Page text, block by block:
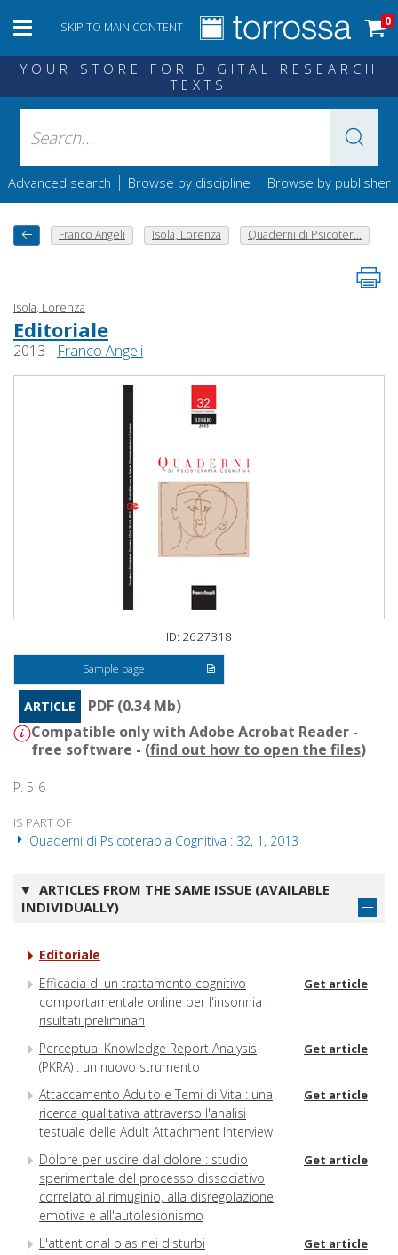
SKIP TO MAIN CONTENT 0
YOUR STORE FOR DIGITAL RESEARCH
TEXTS
Advanced search | Browse by discipline | Browse by publisher
Franco Angeli Isola, Lorenza Quaderni di Psicoter...
Isola, Lorenza
Editoriale
2013 - Franco Angeli
ID: 2627318
Sample page
ARTICLE
PDF (0.34 Mb)
Compatible only with Adobe Acrobat Reader -
free software - (find out how to open the files)
P. 5-6
IS PART OF
Quaderni di Psicoterapia Cognitiva : 32, 1, 2013
ARTICLES FROM THE SAME ISSUE (AVAILABLE
INDIVIDUALLY)
Editoriale
Efficacia di un trattamento cognitivo
comportamentale online per l'insonnia :
risultati preliminari
Get article
Perceptual Knowledge Report Analysis
(PKRA) : un nuovo strumento
Get article
Attaccamento Adulto e Temi di Vita : una
ricerca qualitativa attraverso l'analisi
testuale delle Adult Attachment Interview
Get article
Dolore per uscire dal dolore : studio
sperimentale del processo dissociativo
correlato al rimuginio, alla disregolazione
emotiva e all'autolesionismo
Get article
L'attentional bias nei disturbi
Get article